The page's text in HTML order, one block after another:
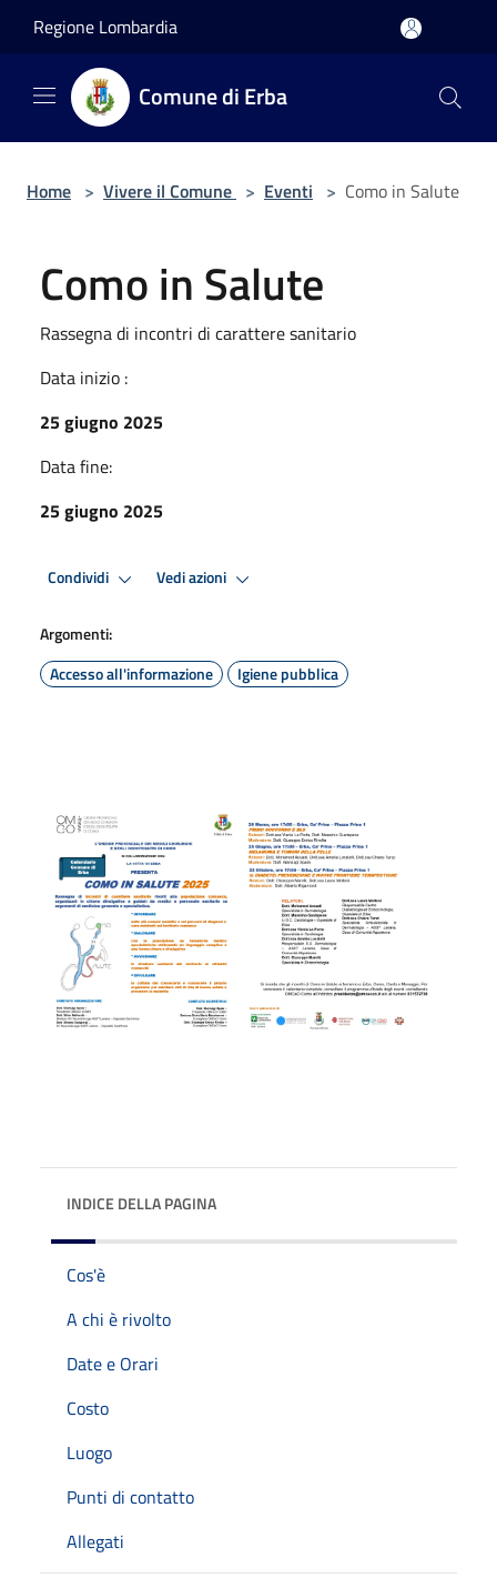
Regione Lombardia
Comune di Erba
Home > Vivere il Comune > Eventi > Como in Salute
Como in Salute
Rassegna di incontri di carattere sanitario
Data inizio :
25 giugno 2025
Data fine:
25 giugno 2025
Condividi Vedi azioni
Argomenti:
Accesso all'informazione
Igiene pubblica
INDICE DELLA PAGINA
Cos'è
A chi è rivolto
Date e Orari
Costo
Luogo
Punti di contatto
Allegati